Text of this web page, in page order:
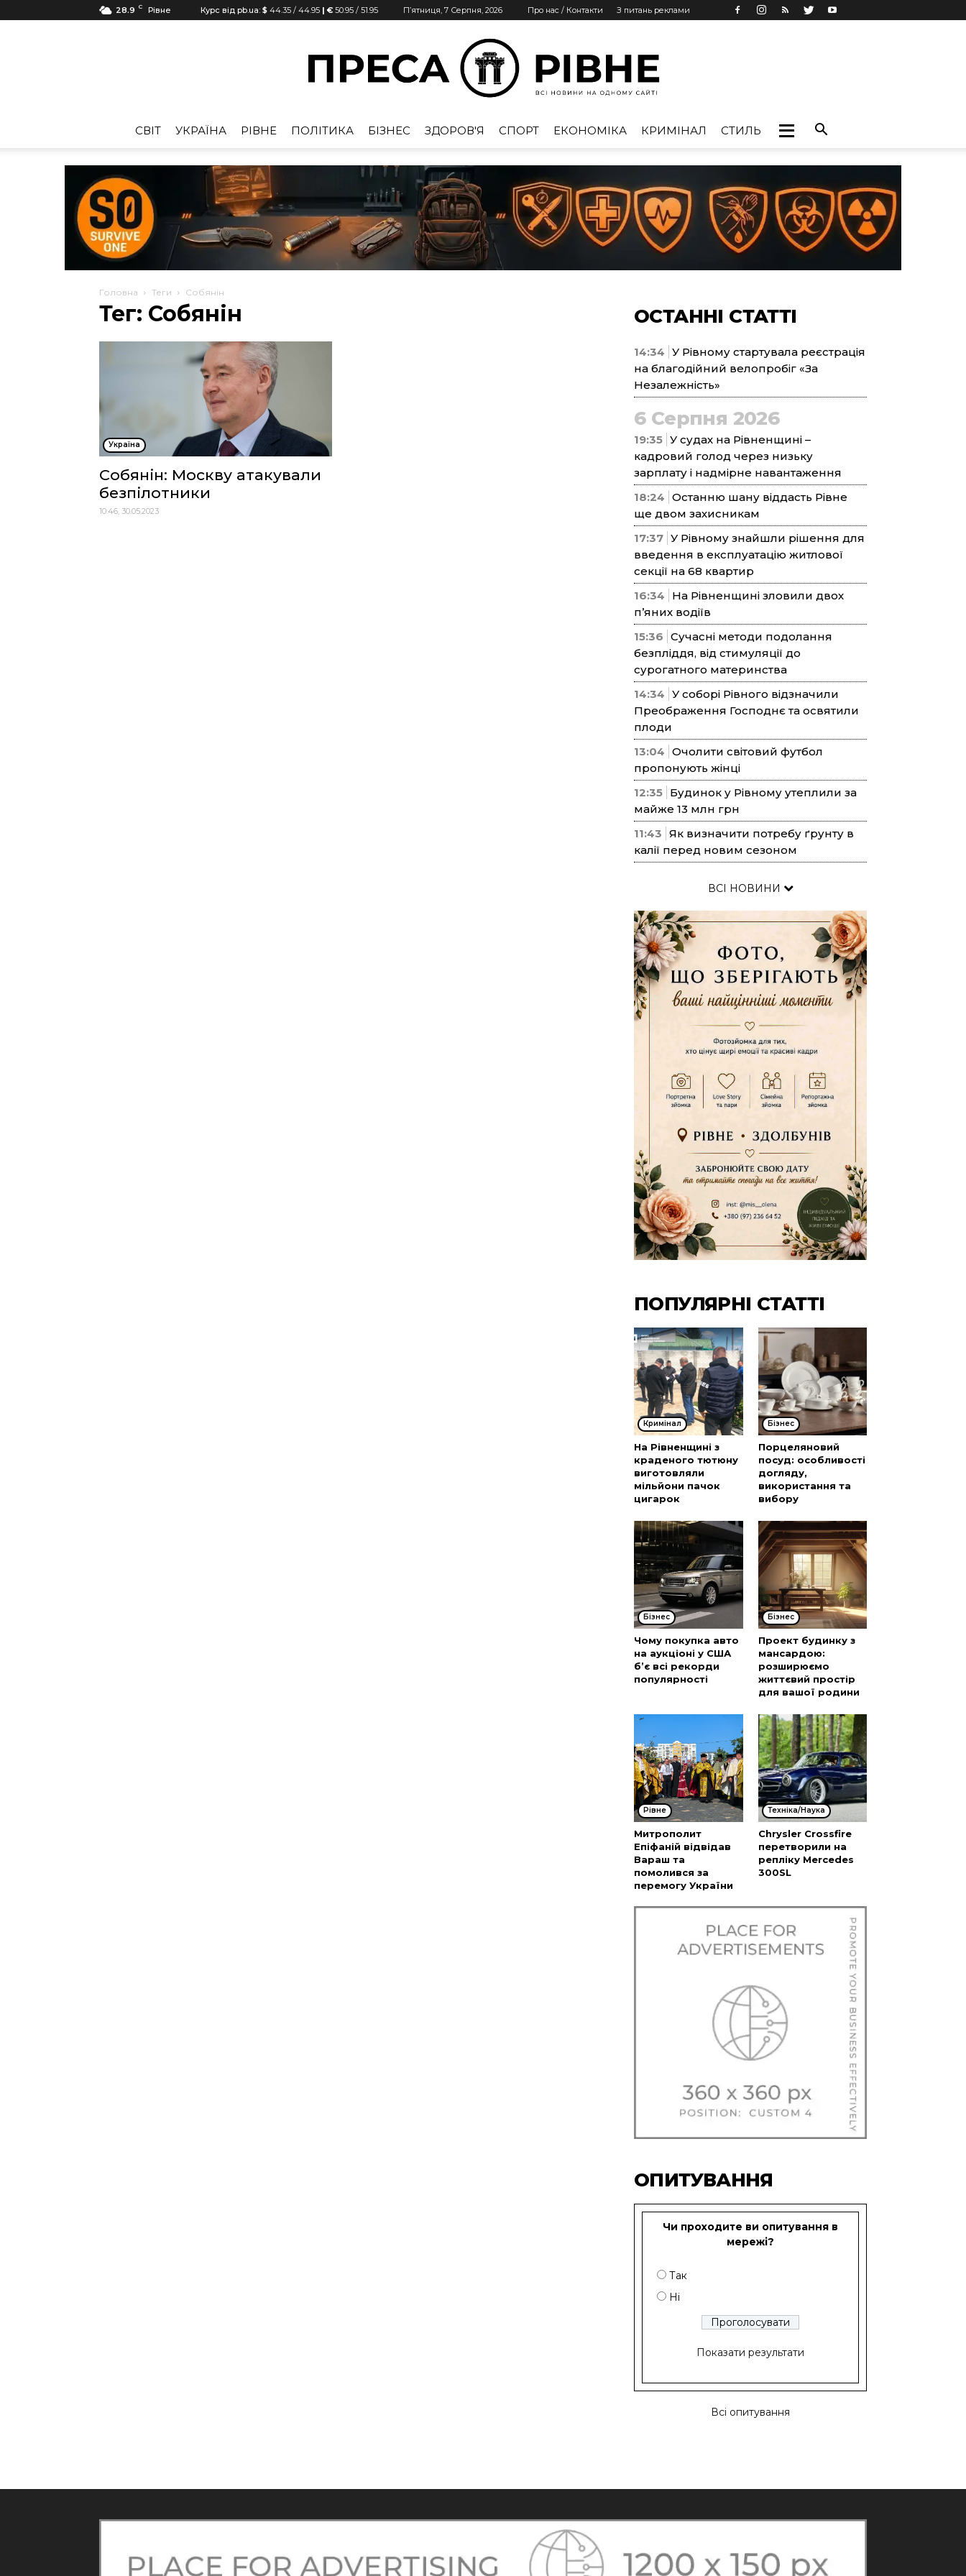
28.9 C Рівне Курс від pb.ua: $ 44.35 / 44.95 | € 50.95 / 51.95 П’ятниця, 7 Серпня, 2026 Про нас / Контакти З питань реклами
Рівне
CВІТ УКРАЇНА РІВНЕ ПОЛІТИКА БІЗНЕС ЗДОРОВ'Я СПОРТ ЕКОНОМІКА КРИМІНАЛ СТИЛЬ
Головна Теги Собянін
Тег: Собянін
Україна
Собянін: Москву атакували
безпілотники
10:46, 30.05.2023
ОСТАННІ СТАТТІ
14:34 У Рівному стартувала реєстрація
на благодійний велопробіг «За
Незалежність»
6 Серпня 2026
19:35 У судах на Рівненщині –
кадровий голод через низьку
зарплату і надмірне навантаження
18:24 Останню шану віддасть Рівне
ще двом захисникам
17:37 У Рівному знайшли рішення для
введення в експлуатацію житлової
секції на 68 квартир
16:34
На Рівненщині зловили двох
п’яних водіїв
15:36 Сучасні методи подолання
безпліддя, від стимуляції до
сурогатного материнства
14:34 У соборі Рівного відзначили
Преображення Господнє та освятили
плоди
13:04 Очолити світовий футбол
пропонують жінці
12:35 Будинок у Рівному утеплили за
майже 13 млн грн
11:43 Як визначити потребу ґрунту в
калії перед новим сезоном
ВСІ НОВИНИ
ПОПУЛЯРНІ СТАТТІ
Кримінал
На Рівненщині з
краденого тютюну
виготовляли
мільйони пачок
цигарок
Бізнес
Порцеляновий
посуд: особливості
догляду,
використання та
вибору
Бізнес
Чому покупка авто
на аукціоні у США
б’є всі рекорди
популярності
Бізнес
Проект будинку з
мансардою:
розширюємо
життєвий простір
для вашої родини
Рівне
Митрополит
Епіфаній відвідав
Вараш та
помолився за
перемогу України
Техніка/Наука
Chrysler Crossfire
перетворили на
репліку Mercedes
300SL
ОПИТУВАННЯ
Чи проходите ви опитування в
мережі?
Так
Ні
Показати результати
Всі опитування